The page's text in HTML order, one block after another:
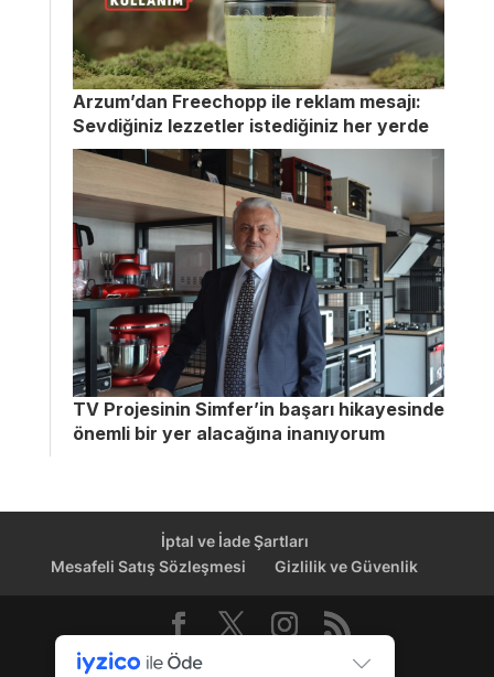
Arzum’dan Freechopp ile reklam mesajı:
Sevdiğiniz lezzetler istediğiniz her yerde
TV Projesinin Simfer’in başarı hikayesinde
önemli bir yer alacağına inanıyorum
İptal ve İade Şartları
Mesafeli Satış Sözleşmesi
Gizlilik ve Güvenlik
Dağıtım Kanalı © 2026